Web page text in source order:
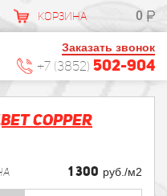
КОРЗИНА 0
Заказать звонок
+7 (3852) 502-904
Copper
1 300 руб./м2